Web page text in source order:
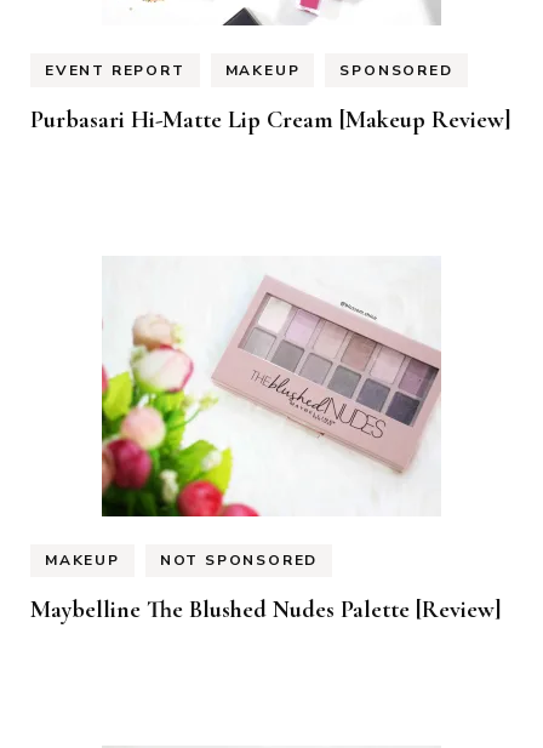
EVENT REPORT MAKEUP SPONSORED
Purbasari Hi-Matte Lip Cream [Makeup Review]
MAKEUP NOT SPONSORED
Maybelline The Blushed Nudes Palette [Review]